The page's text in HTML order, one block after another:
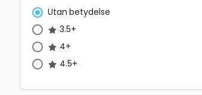
Utan betydelse
3.5+
4+
4.5+